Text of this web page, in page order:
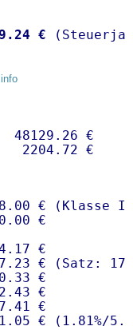
€
€
€ (Klasse I)
€
€
€ (Satz:
€
€
€
€ ( 1.81%/